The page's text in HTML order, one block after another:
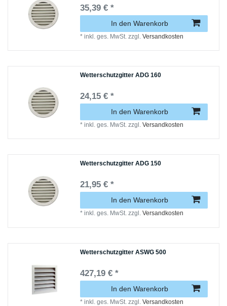
35,39 € *
In den Warenkorb
*inkl. ges. MwSt. zzgl.Versandkosten
Wetterschutzgitter ADG 160
24,15 € *
In den Warenkorb
*inkl. ges. MwSt. zzgl.Versandkosten
Wetterschutzgitter ADG 150
21,95 € *
In den Warenkorb
*inkl. ges. MwSt. zzgl.Versandkosten
Wetterschutzgitter ASWG 500
427,19 € *
In den Warenkorb
*inkl. ges. MwSt. zzgl.Versandkosten